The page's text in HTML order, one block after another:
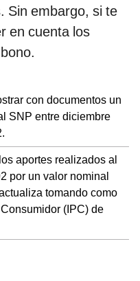
Sin embargo, si te
en cuenta los
con documentos un
SNP entre diciembre
aportes realizados al
por un valor nominal
tomando como
(IPC) de